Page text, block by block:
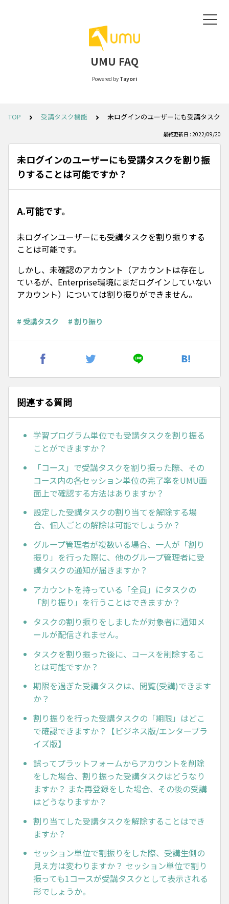
UMU FAQ
Powered by Tayori
TOP 受講タスク機能 未ログインのユーザーにも受講タスク
最終更新日 : 2022/09/20
未ログインのユーザーにも受講タスクを割り振
りすることは可能ですか？
A.可能です。
未ログインユーザーにも受講タスクを割り振りする
ことは可能です。
しかし、未確認のアカウント（アカウントは存在し
ているが、Enterprise環境にまだログインしていない
アカウント）については割り振りができません。
# 受講タスク # 割り振り
関連する質問
学習プログラム単位でも受講タスクを割り振る
ことができますか？
「コース」で受講タスクを割り振った際、その
コース内の各セッション単位の完了率をUMU画
面上で確認する方法はありますか？
設定した受講タスクの割り当てを解除する場
合、個人ごとの解除は可能でしょうか？
グループ管理者が複数いる場合、一人が「割り
振り」を行った際に、他のグループ管理者に受
講タスクの通知が届きますか？
アカウントを持っている「全員」にタスクの
「割り振り」を行うことはできますか？
タスクの割り振りをしましたが対象者に通知メ
ールが配信されません。
タスクを割り振った後に、コースを削除するこ
とは可能ですか？
期限を過ぎた受講タスクは、閲覧(受講)できます
か？
割り振りを行った受講タスクの「期限」はどこ
で確認できますか？【ビジネス版/エンタープラ
イズ版】
誤ってプラットフォームからアカウントを削除
をした場合、割り振った受講タスクはどうなり
ますか？ また再登録をした場合、その後の受講
はどうなりますか？
割り当てした受講タスクを解除することはでき
ますか？
セッション単位で割振りをした際、受講生側の
見え方は変わりますか？ セッション単位で割り
振っても1コースが受講タスクとして表示される
形でしょうか。